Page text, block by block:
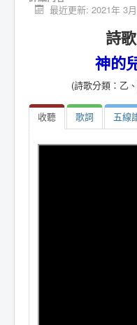
最近更新: 2021年 3
詩
神的
(詩歌分類：乙
收聽 歌詞 五線